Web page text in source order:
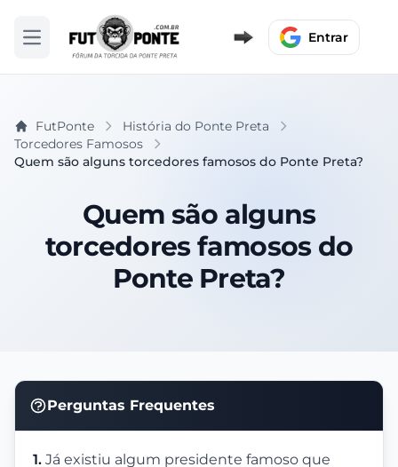
Abrir menu Entrar
FutPonte
História do Ponte Preta
Torcedores Famosos
Quem são alguns torcedores famosos do Ponte Preta?
Quem são alguns
torcedores famosos do
Ponte Preta?
Perguntas Frequentes
1. Já existiu algum presidente famoso que